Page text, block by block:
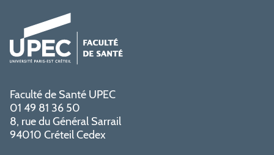
Faculté de Santé UPEC
01 49 81 36 50
8, rue du Général Sarrail
94010 Créteil Cedex